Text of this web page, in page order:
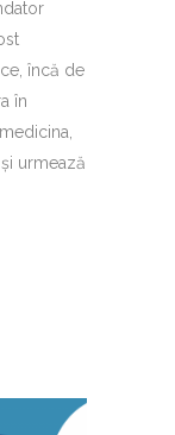
încă de
în
urmează